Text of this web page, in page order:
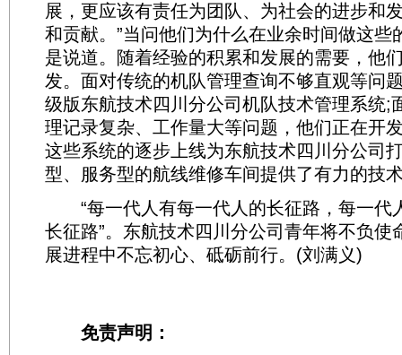
展，更应该有责任为团队、为社会的进步和
和贡献。”当问他们为什么在业余时间做这些
是说道。随着经验的积累和发展的需要，他
发。面对传统的机队管理查询不够直观等问
级版东航技术四川分公司机队技术管理系统;
理记录复杂、工作量大等问题，他们正在开
这些系统的逐步上线为东航技术四川分公司
型、服务型的航线维修车间提供了有力的技
“每一代人有每一代人的长征路，每一代
长征路”。东航技术四川分公司青年将不负使
展进程中不忘初心、砥砺前行。(刘满义)
免责声明：